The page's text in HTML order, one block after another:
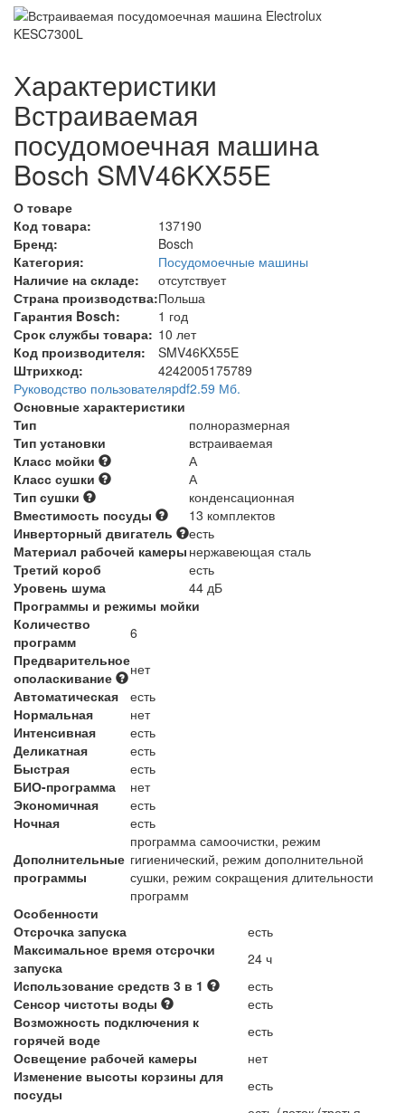
Характеристики
Встраиваемая
посудомоечная машина
Bosch SMV46KX55E
О товаре
Код товара:
137190
Бренд:
Bosch
Категория:
Посудомоечные машины
Наличие на складе:
отсутствует
Страна производства:Польша
Гарантия Bosch:
1 год
Срок службы товара: 10 лет
Код производителя:
SMV46KX55E
Штрихкод:
4242005175789
Руководство пользователяpdf2.59 Мб.
Основные характеристики
Тип
полноразмерная
Тип установки
встраиваемая
Класс мойки
А
Класс сушки
А
Тип сушки
конденсационная
Вместимость посуды
13 комплектов
Инверторный двигатель
есть
Материал рабочей камеры нержавеющая сталь
Третий короб
есть
Уровень шума
44 дБ
Программы и режимы мойки
Количество
программ
6
Предварительное
ополаскивание
нет
Автоматическая
есть
Нормальная
нет
Интенсивная
есть
Деликатная
есть
Быстрая
есть
БИО-программа
нет
Экономичная
есть
Ночная
есть
Дополнительные
программы
программа самоочистки, режим
гигиенический, режим дополнительной
сушки, режим сокращения длительности
программ
Особенности
Отсрочка запуска
есть
Максимальное время отсрочки
запуска
24 ч
Использование средств 3 в 1
есть
Сенсор чистоты воды
есть
Возможность подключения к
горячей воде
есть
Освещение рабочей камеры
нет
Изменение высоты корзины для
посуды
есть